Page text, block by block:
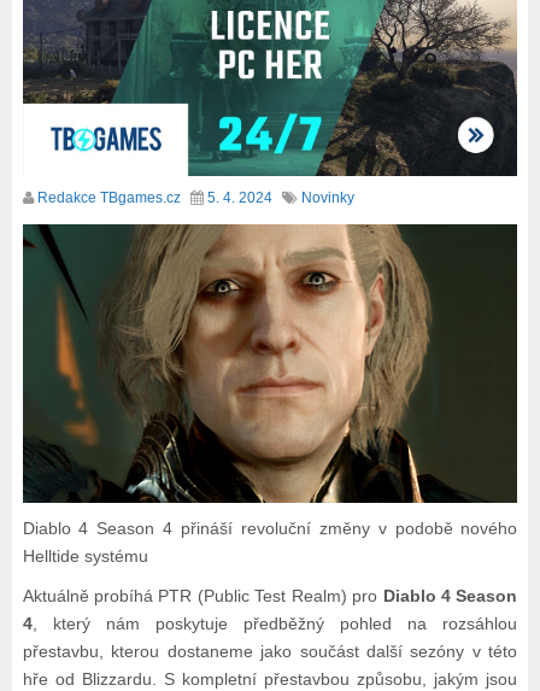
Redakce TBgames.cz 5. 4. 2024 Novinky
Diablo 4 Season 4 přináší revoluční změny v podobě nového
Helltide systému
Aktuálně probíhá PTR (Public Test Realm) pro Diablo 4 Season
4, který nám poskytuje předběžný pohled na rozsáhlou
přestavbu, kterou dostaneme jako součást další sezóny v této
hře od Blizzardu. S kompletní přestavbou způsobu, jakým jsou